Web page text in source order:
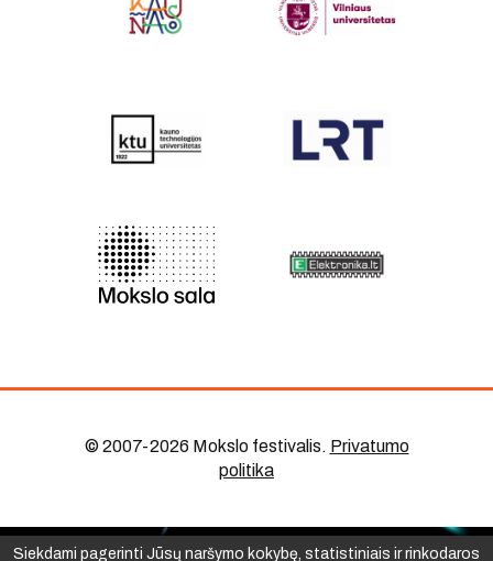
© 2007-2026 Mokslo festivalis. Privatumo
politika
Siekdami pagerinti Jūsų naršymo kokybę, statistiniais ir rinkodaros